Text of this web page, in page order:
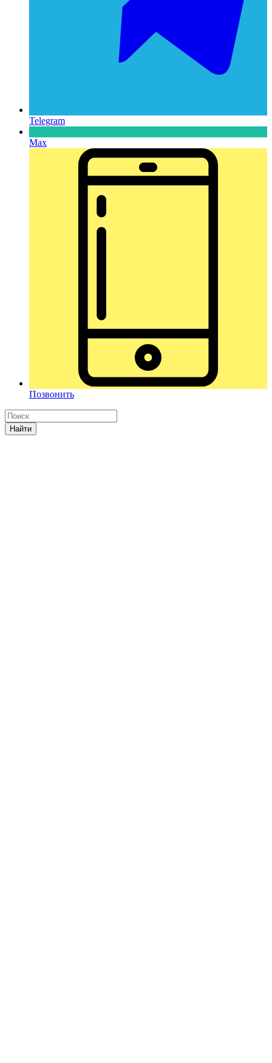
Telegram
Max
Позвонить
Найти